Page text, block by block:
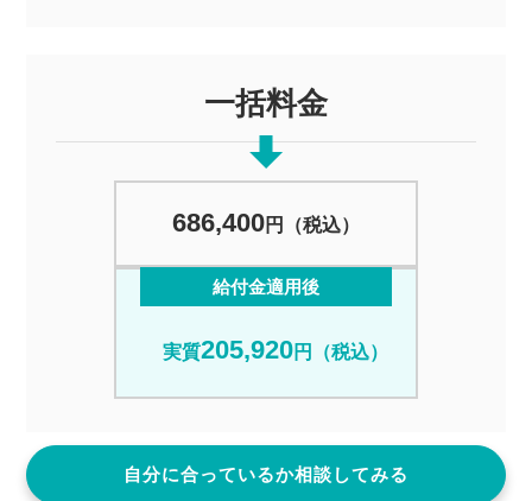
一括料金
686,400円（税込）
給付金適用後
実質205,920円（税込）
自分に合っているか相談してみる